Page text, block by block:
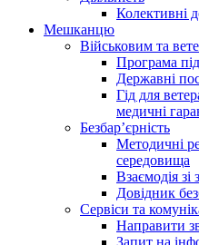
Колективні
Мешканцю
Військовим та
Програма
Державні
Гід для
медичні
Безбар’єрність
Методичні
середовища
Взаємодія
Довідник
Сервіси та
Направити